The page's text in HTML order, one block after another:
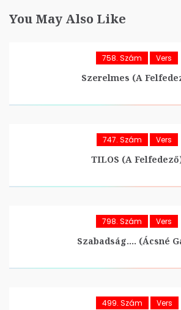
You May Also Like
758. Szám Vers
Szerelmes (A
747. Szám Vers
TILOS (A
798. Szám Vers
Szabadság…. (Ácsné
499. Szám Vers